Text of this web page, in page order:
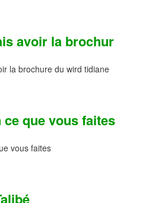
avoir la brochur
la brochure du wird tidiane
ce que vous faites
vous faites